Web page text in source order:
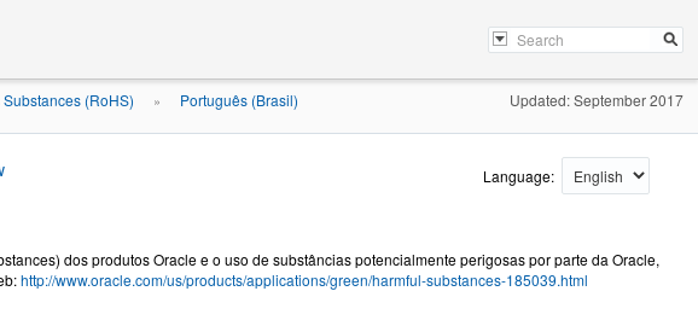
(RoHS) » Português (Brasil) Updated: September 2017
Language:
dos produtos Oracle e o uso de substâncias potencialmente perigosas por parte da Oracle,
http://www.oracle.com/us/products/applications/green/harmful-substances-185039.html